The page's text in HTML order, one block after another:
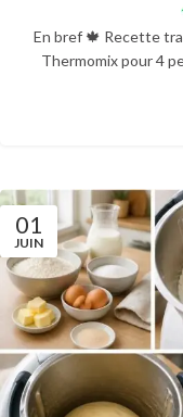
En bref 🍁 Recette
Thermomix pour 4
01
JUIN